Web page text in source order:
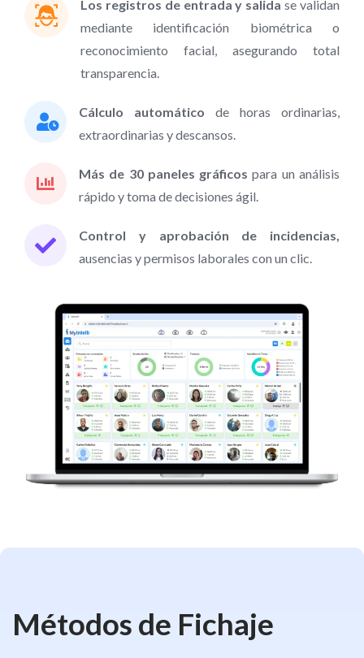
Los registros de entrada y salidase validan
mediante identificación biométrica o
reconocimiento facial, asegurando total
transparencia.
Cálculo automático de horas ordinarias,
extraordinarias y descansos.
Más de 30 paneles gráficospara un análisis
rápido y toma de decisiones ágil.
Control y aprobación de incidencias,
ausencias y permisos laborales con un clic.
Métodos de Fichaje